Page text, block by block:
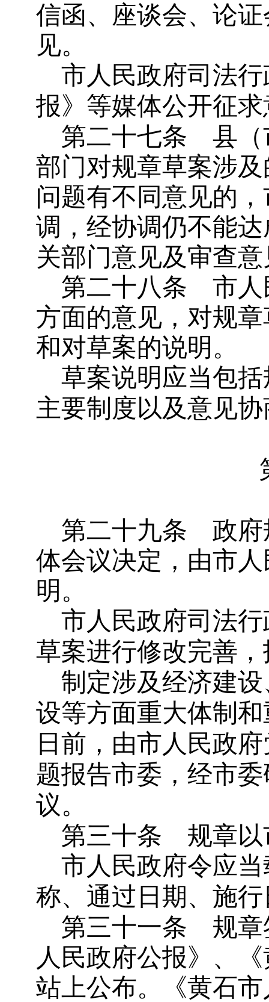
信函、座谈会、论
见。
市人民政府司法
报》等媒体公开征
第二十七条
县
部门对规章草案涉
问题有不同意见的
调，经协调仍不能
关部门意见及审查
第二十八条
市
方面的意见，对规
和对草案的说明。
草案说明应当包
主要制度以及意见
第二十九条
政
体会议决定，由市
明。
市人民政府司法
草案进行修改完善
制定涉及经济建
设等方面重大体制
日前，由市人民政
题报告市委，经市
议。
第三十条
规章
市人民政府令应
称、通过日期、施
第三十一条
规
人民政府公报》、
站上公布。《黄石